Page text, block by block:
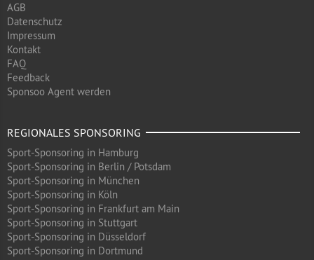
AGB
Datenschutz
Impressum
Kontakt
FAQ
Feedback
Sponsoo Agent werden
REGIONALES SPONSORING
Sport-Sponsoring in Hamburg
Sport-Sponsoring in Berlin / Potsdam
Sport-Sponsoring in München
Sport-Sponsoring in Köln
Sport-Sponsoring in Frankfurt am Main
Sport-Sponsoring in Stuttgart
Sport-Sponsoring in Düsseldorf
Sport-Sponsoring in Dortmund